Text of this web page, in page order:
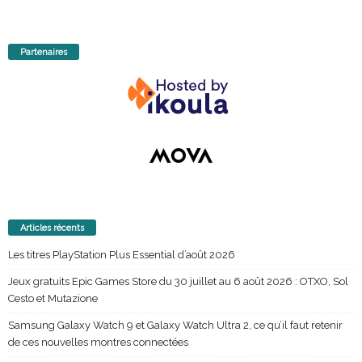
Partenaires
Articles récents
Les titres PlayStation Plus Essential d’août 2026
Jeux gratuits Epic Games Store du 30 juillet au 6 août 2026 : OTXO, Sol
Cesto et Mutazione
Samsung Galaxy Watch 9 et Galaxy Watch Ultra 2, ce qu’il faut retenir
de ces nouvelles montres connectées